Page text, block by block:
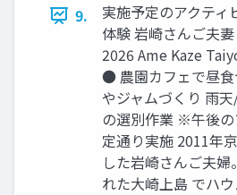
9.
実施予定のアクティ
体験 岩崎さんご夫
2026 Ame Kaze
● 農園カフェで昼
やジャムづくり ⾬
の選別作業 ※午後
定通り実施 2011年
した岩崎さんご夫
れた⼤崎上島 でハ